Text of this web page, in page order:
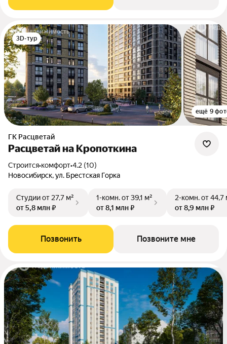
3D-тур
ещё 9
ГК Расцветай
Расцветай на Кропоткина
Строится•комфорт•4.2 (10)
Новосибирск, ул. Брестская Горка
Студииот 27,7 м²
от 5,8 млн ₽
1-комн.от 39,1 м²
от 8,1 млн ₽
2-комн.от 44,7
от 8,9 млн ₽
Позвонить Позвоните мне